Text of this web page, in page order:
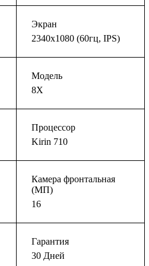
Экран
2340x1080 (60гц, IPS)
Модель
8X
Процессор
Kirin 710
Камера фронтальная
(МП)
16
Гарантия
30 Дней